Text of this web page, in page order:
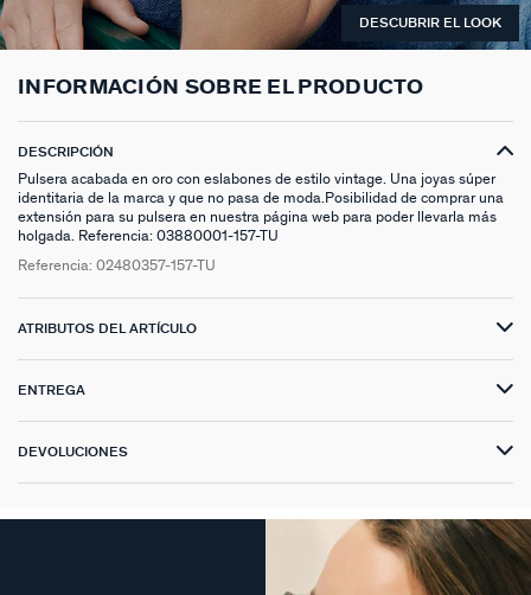
ACCESORIOS HASTA -50%
PLATA DE LEY HASTA -50%
COLLARES DORADO
COLLARES PLATEADOS
PENDIENTES DORADOS
PENDIENTES PLATEADOS
PULSERAS PLATEADAS
COLLARES COMPATIBLES
PENDIENTES COMPATIBLES
NUESTROS LOOKS
PIERCING PIEDRAS NATURALES
PERFORACIONES
NUESTROS LOOKS
SEGUNDA PIEL
BELOVED
1974
PONT DES ARTS
DESCUBRIR EL LOOK
INFORMACIÓN SOBRE EL PRODUCTO
DESCRIPCIÓN
Pulsera acabada en oro con eslabones de estilo vintage. Una joyas súper
identitaria de la marca y que no pasa de moda.Posibilidad de comprar una
extensión para su pulsera en nuestra página web para poder llevarla más
holgada. Referencia: 03880001-157-TU
Referencia: 02480357-157-TU
ATRIBUTOS DEL ARTÍCULO
ENTREGA
DEVOLUCIONES